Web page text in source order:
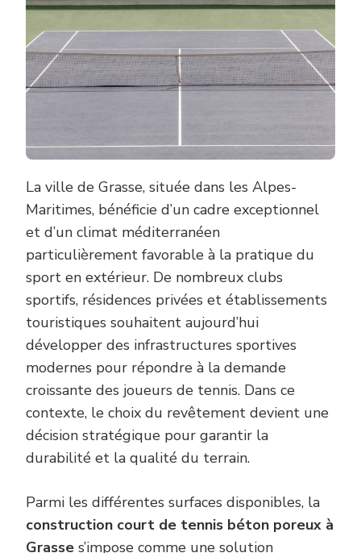
DE
BÉTON
POREUX
À
GRASSE
?
La ville de Grasse, située dans les Alpes-
Maritimes, bénéficie d’un cadre exceptionnel
et d’un climat méditerranéen
particulièrement favorable à la pratique du
sport en extérieur. De nombreux clubs
sportifs, résidences privées et établissements
touristiques souhaitent aujourd’hui
développer des infrastructures sportives
modernes pour répondre à la demande
croissante des joueurs de tennis. Dans ce
contexte, le choix du revêtement devient une
décision stratégique pour garantir la
durabilité et la qualité du terrain.
Parmi les différentes surfaces disponibles, la
construction court de tennis béton poreux à
Grasse s’impose comme une solution